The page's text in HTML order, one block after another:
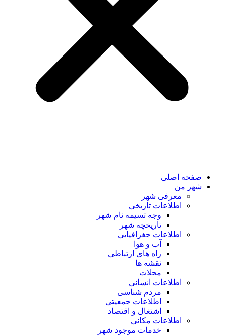
صفحه اصلی
شهر من
معرفی شهر
اطلاعات تاریخی
وجه تسیمه نام شهر
تاریخچه شهر
اطلاعات جغرافیایی
آب و هوا
راه های ارتباطی
نقشه ها
محلات
اطلاعات انسانی
مردم شناسی
اطلاعات جمعیتی
اشتغال و اقتصاد
اطلاعات مکانی
خدمات موجود شهر